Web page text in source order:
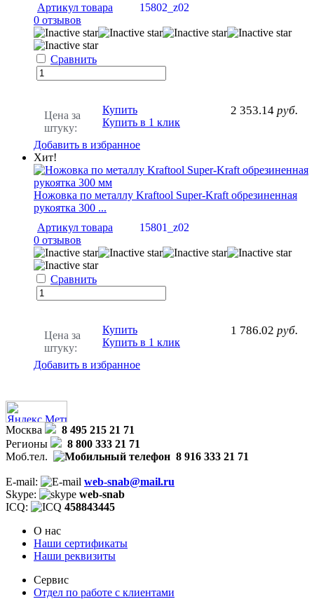
Артикул товара
15802_z02
0 отзывов
Сравнить
Цена за
штуку:
2 353.14 руб.
Купить
Купить в 1 клик
Добавить в избранное
Хит!
Ножовка по металлу Kraftool Super-Kraft обрезиненная
рукоятка 300 ...
Артикул товара
15801_z02
0 отзывов
Сравнить
Цена за
штуку:
1 786.02 руб.
Купить
Купить в 1 клик
Добавить в избранное
Москва
8 495 215 21 71
Регионы
8 800 333 21 71
Моб.тел.
8 916 333 21 71
E-mail:
web-snab@mail.ru
Skype:
web-snab
ICQ:
458843445
О нас
Наши сертификаты
Наши реквизиты
Сервис
Отдел по работе с клиентами